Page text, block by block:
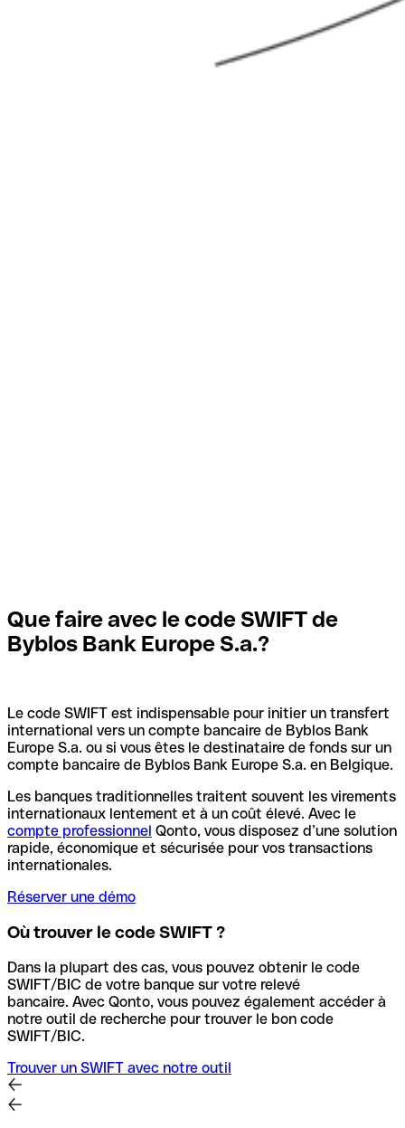
Que faire avec le code SWIFT de
Byblos Bank Europe S.a.?
Le code SWIFT est indispensable pour initier un transfert
international vers un compte bancaire de Byblos Bank
Europe S.a. ou si vous êtes le destinataire de fonds sur un
compte bancaire de Byblos Bank Europe S.a. en Belgique.
Les banques traditionnelles traitent souvent les virements
internationaux lentement et à un coût élevé. Avec le
compte professionnel Qonto, vous disposez d’une solution
rapide, économique et sécurisée pour vos transactions
internationales.
Réserver une démo
Où trouver le code SWIFT ?
Dans la plupart des cas, vous pouvez obtenir le code
SWIFT/BIC de votre banque sur votre relevé
bancaire. Avec Qonto, vous pouvez également accéder à
notre outil de recherche pour trouver le bon code
SWIFT/BIC.
Trouver un SWIFT avec notre outil